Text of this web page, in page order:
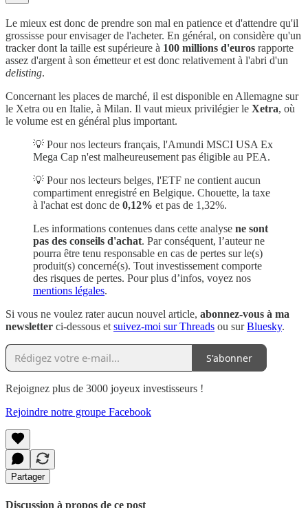
Le mieux est donc de prendre son mal en patience et d'attendre qu'il
grossisse pour envisager de l'acheter. En général, on considère qu'un
tracker dont la taille est supérieure à 100 millions d'euros rapporte
assez d'argent à son émetteur et est donc relativement à l'abri d'un
delisting.
Concernant les places de marché, il est disponible en Allemagne sur
le Xetra ou en Italie, à Milan. Il vaut mieux privilégier le Xetra, où
le volume est en général plus important.
💡 Pour nos lecteurs français, l'Amundi MSCI USA Ex
Mega Cap n'est malheureusement pas éligible au PEA.
💡 Pour nos lecteurs belges, l'ETF ne contient aucun
compartiment enregistré en Belgique. Chouette, la taxe
à l'achat est donc de 0,12% et pas de 1,32%.
Les informations contenues dans cette analyse ne sont
pas des conseils d'achat. Par conséquent, l’auteur ne
pourra être tenu responsable en cas de pertes sur le(s)
produit(s) concerné(s). Tout investissement comporte
des risques de pertes. Pour plus d’infos, voyez nos
mentions légales.
Si vous ne voulez rater aucun nouvel article, abonnez-vous à ma
newsletter ci-dessous etsuivez-moi sur Threads ou surBluesky.
S'abonner
Rejoignez plus de 3000 joyeux investisseurs !
Rejoindre notre groupe Facebook
Partager
Discussion à propos de ce post